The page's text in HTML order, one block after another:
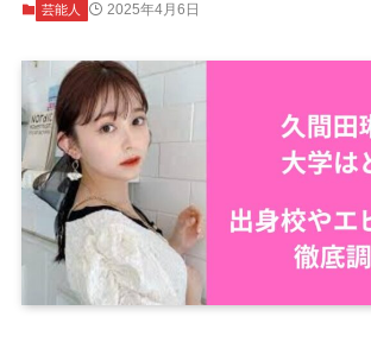
芸能人 2025年4月6日